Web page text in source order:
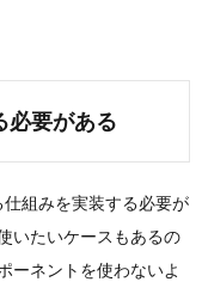
必要がある
組みを実装する必要が
いたいケースもあるの
ーネントを使わないよ